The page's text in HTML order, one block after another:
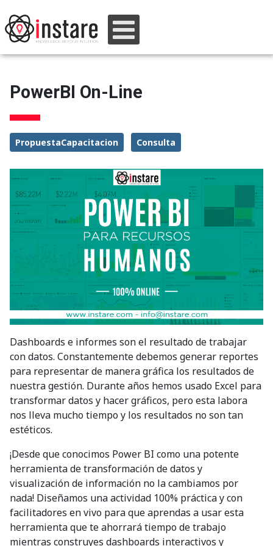
PowerBI On-Line
PropuestaCapacitacion Consulta
Dashboards e informes son el resultado de trabajar
con datos. Constantemente debemos generar reportes
para representar de manera gráfica los resultados de
nuestra gestión. Durante años hemos usado Excel para
transformar datos y hacer gráficos, pero esta labora
nos lleva mucho tiempo y los resultados no son tan
estéticos.
¡Desde que conocimos Power BI como una potente
herramienta de transformación de datos y
visualización de información no la cambiamos por
nada! Diseñamos una actividad 100% práctica y con
facilitadores en vivo para que aprendas a usar esta
herramienta que te ahorrará tiempo de trabajo
mientras construyes dashboards interactivos y